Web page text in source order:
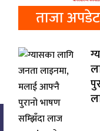
ताजा अपडेट